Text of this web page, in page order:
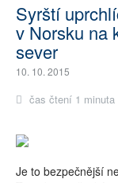
Syrští
v Norsku na
sever
10. 10. 2015
čas čtení 1 minuta
Je to bezpečnější